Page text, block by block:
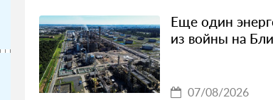
Еще один
из войны на
07/08/2026